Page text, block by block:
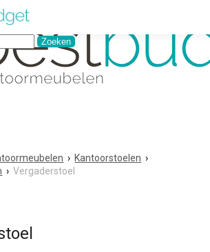
› Kantoorstoelen ›
› Vergaderstoel